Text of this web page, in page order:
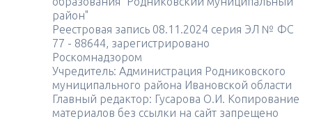
район"
Реестровая запись 08.11.2024 серия ЭЛ № ФС
77 - 88644, зарегистрировано
Роскомнадзором
Учредитель: Администрация Родниковского
муниципального района Ивановской области
Главный редактор: Гусарова О.И. Копирование
материалов без ссылки на сайт запрещено